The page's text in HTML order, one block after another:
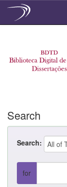
Search
Search:
for